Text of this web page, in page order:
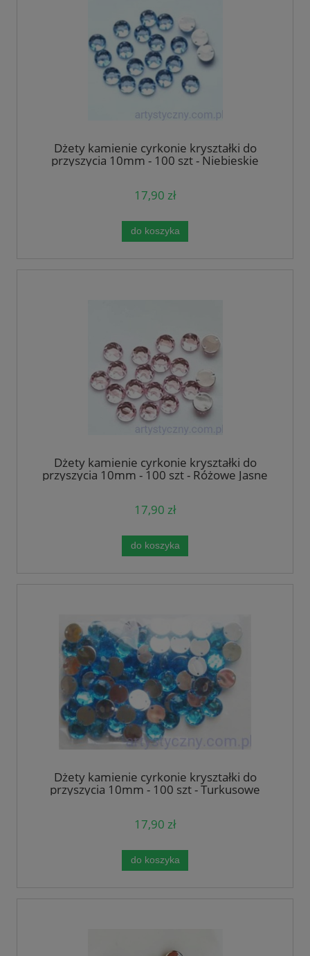
Dżety kamienie cyrkonie kryształki do
przyszycia 10mm - 100 szt - Niebieskie
17,90 zł
do koszyka
Dżety kamienie cyrkonie kryształki do
przyszycia 10mm - 100 szt - Różowe Jasne
17,90 zł
do koszyka
Dżety kamienie cyrkonie kryształki do
przyszycia 10mm - 100 szt - Turkusowe
17,90 zł
do koszyka